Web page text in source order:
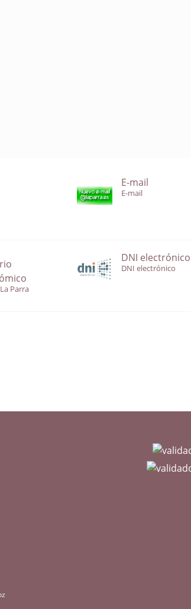
E-mail
E-mail
Parra
DNI electrónico
DNI electrónico